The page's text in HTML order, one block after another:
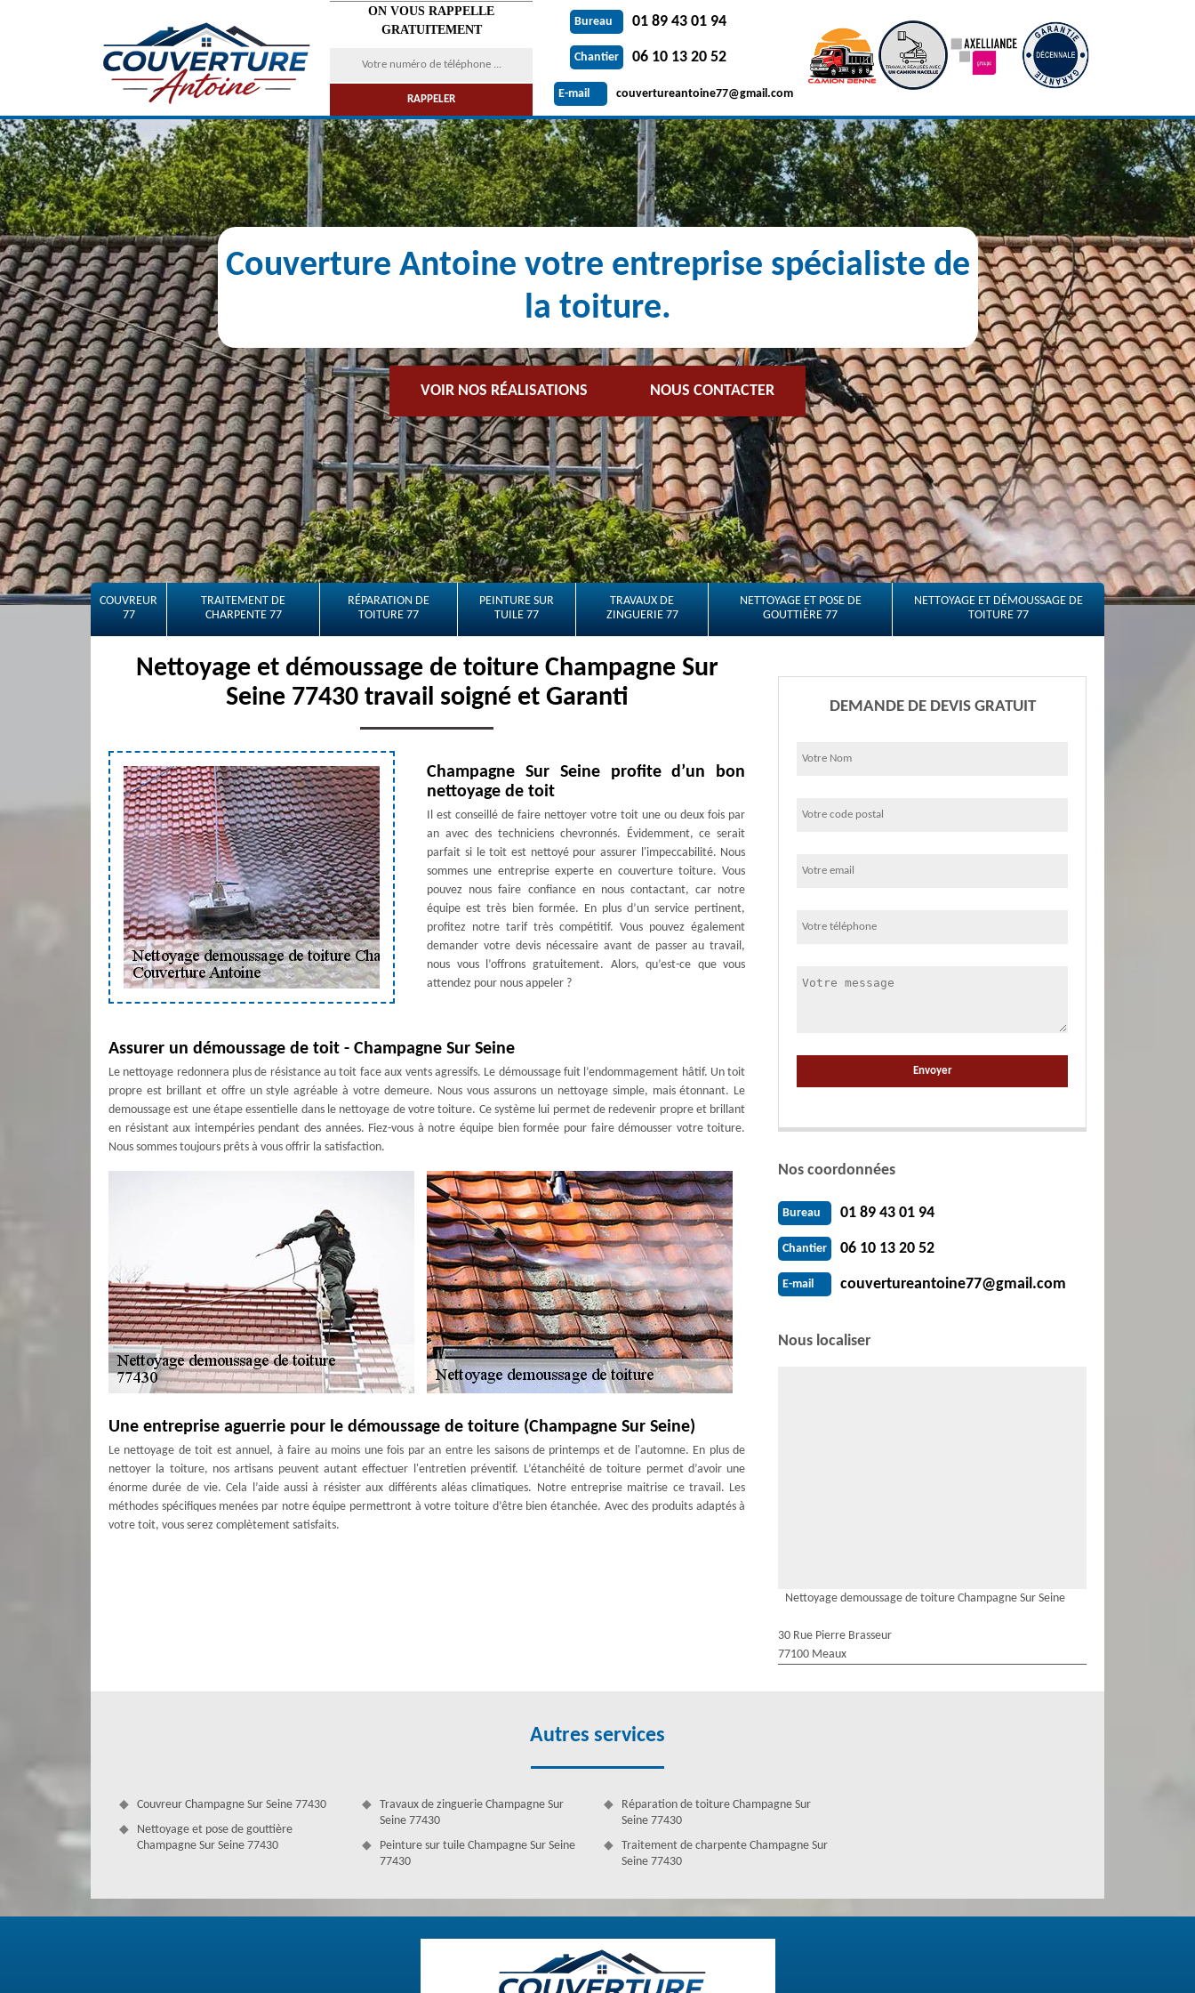
ON VOUS RAPPELLE
GRATUITEMENT
Bureau 01 89 43 01 94
Chantier 06 10 13 20 52
E-mail couvertureantoine77@gmail.com
Couverture Antoine votre entreprise spécialiste de
la toiture.
VOIR NOS RÉALISATIONS NOUS CONTACTER
COUVREUR
77
TRAITEMENT DE
CHARPENTE 77
RÉPARATION DE
TOITURE 77
PEINTURE SUR
TUILE 77
TRAVAUX DE
ZINGUERIE 77
NETTOYAGE ET POSE DE
GOUTTIÈRE 77
NETTOYAGE ET DÉMOUSSAGE DE
TOITURE 77
Nettoyage et démoussage de toiture Champagne Sur
Seine 77430 travail soigné et Garanti
Champagne Sur Seine profite d’un bon
nettoyage de toit
Il est conseillé de faire nettoyer votre toit une ou deux fois par
an avec des techniciens chevronnés. Évidemment, ce serait
parfait si le toit est nettoyé pour assurer l'impeccabilité. Nous
sommes une entreprise experte en couverture toiture. Vous
pouvez nous faire confiance en nous contactant, car notre
équipe est très bien formée. En plus d’un service pertinent,
profitez notre tarif très compétitif. Vous pouvez également
demander votre devis nécessaire avant de passer au travail,
nous vous l’offrons gratuitement. Alors, qu’est-ce que vous
attendez pour nous appeler ?
Assurer un démoussage de toit - Champagne Sur Seine
Le nettoyage redonnera plus de résistance au toit face aux vents agressifs. Le démoussage fuit l’endommagement hâtif. Un toit
propre est brillant et offre un style agréable à votre demeure. Nous vous assurons un nettoyage simple, mais étonnant. Le
demoussage est une étape essentielle dans le nettoyage de votre toiture. Ce système lui permet de redevenir propre et brillant
en résistant aux intempéries pendant des années. Fiez-vous à notre équipe bien formée pour faire démousser votre toiture.
Nous sommes toujours prêts à vous offrir la satisfaction.
Une entreprise aguerrie pour le démoussage de toiture (Champagne Sur Seine)
Le nettoyage de toit est annuel, à faire au moins une fois par an entre les saisons de printemps et de l'automne. En plus de
nettoyer la toiture, nos artisans peuvent autant effectuer l'entretien préventif. L’étanchéité de toiture permet d’avoir une
énorme durée de vie. Cela l’aide aussi à résister aux différents aléas climatiques. Notre entreprise maitrise ce travail. Les
méthodes spécifiques menées par notre équipe permettront à votre toiture d’être bien étanchée. Avec des produits adaptés à
votre toit, vous serez complètement satisfaits.
La mousse qui s’approprie de votre toit devient déplaisante au fil des jours. Il est désespérant de regarder cette couche qui
ingère et retient l'humidité pour aussi donner une couleur verte à votre toiture. Votre toit est-il recouvert de mousses ? Est-il
DEMANDE DE DEVIS GRATUIT
Nos coordonnées
Bureau 01 89 43 01 94
Chantier 06 10 13 20 52
E-mail couvertureantoine77@gmail.com
Nous localiser
Nettoyage demoussage de toiture Champagne Sur Seine
30 Rue Pierre Brasseur
77100 Meaux
Autres services
Couvreur Champagne Sur Seine 77430
Nettoyage et pose de gouttière
Champagne Sur Seine 77430
Travaux de zinguerie Champagne Sur
Seine 77430
Peinture sur tuile Champagne Sur Seine
77430
Réparation de toiture Champagne Sur
Seine 77430
Traitement de charpente Champagne Sur
Seine 77430